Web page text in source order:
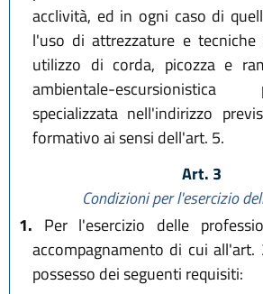
acclività, ed in ogni caso di
l'uso di attrezzature e tecniche
utilizzo di corda, picozza e
ambientale-
specializzata nell'indirizzo
formativo ai sensi dell'art. 5.
Art. 3
Condizioni per l'esercizio
1. Per l'esercizio delle
accompagnamento di cui all'art.
possesso dei seguenti requisiti: